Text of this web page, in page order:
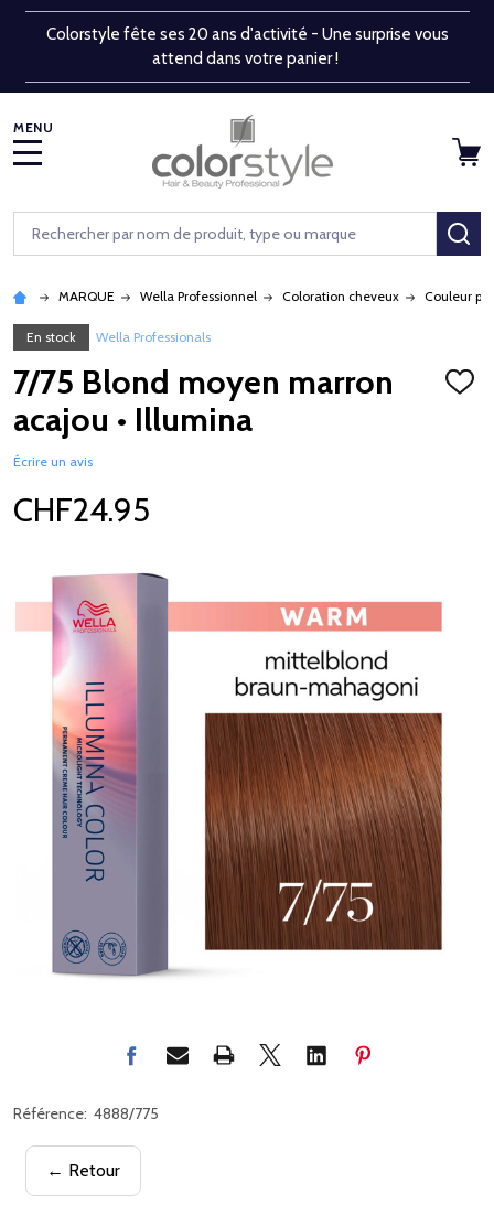
Colorstyle fête ses 20 ans d'activité - Une surprise vous
attend dans votre panier !
Rechercher
MARQUE Wella Professionnel Coloration cheveux Couleur
En stock Wella Professionals
7/75 Blond moyen marron
acajou • Illumina
Écrire un avis
CHF24.95
Référence: 4888/775
← Retour